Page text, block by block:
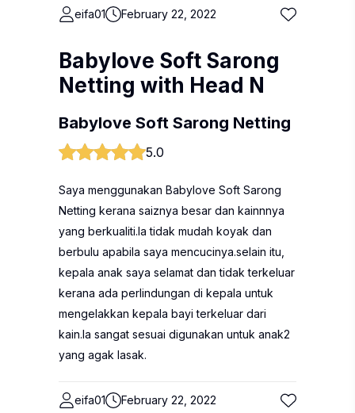
eifa01 February 22, 2022
Babylove Soft Sarong
Netting with Head N
Babylove Soft Sarong Netting
5.0
Saya menggunakan Babylove Soft Sarong
Netting kerana saiznya besar dan kainnnya
yang berkualiti.Ia tidak mudah koyak dan
berbulu apabila saya mencucinya.selain itu,
kepala anak saya selamat dan tidak terkeluar
kerana ada perlindungan di kepala untuk
mengelakkan kepala bayi terkeluar dari
kain.Ia sangat sesuai digunakan untuk anak2
yang agak lasak.
eifa01 February 22, 2022